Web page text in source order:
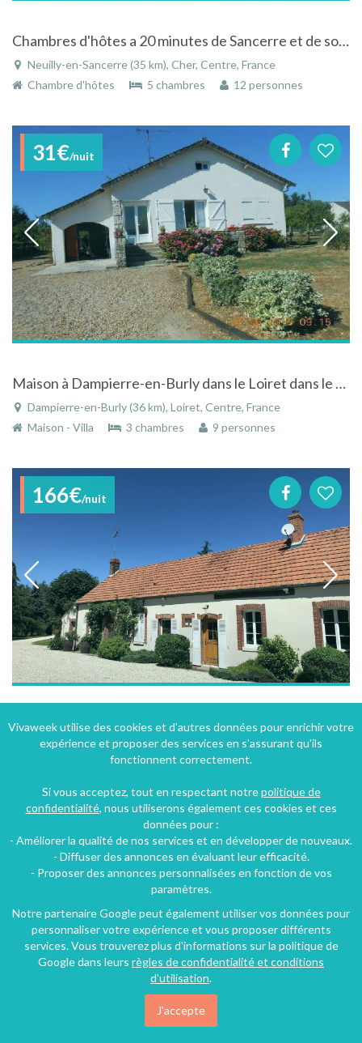
Chambres d'hôtes a 20 minutes de Sancerre et de son vignoble à Neuilly-en-Sancerre dans le Centre
Neuilly-en-Sancerre (35 km), Cher, Centre, France
Chambre d'hôtes
5 chambres 12 personnes
31€/nuit
Maison à Dampierre-en-Burly dans le Loiret dans le Centre
Dampierre-en-Burly (36 km), Loiret, Centre, France
Maison - Villa
3 chambres 9 personnes
166€/nuit
Les Bonnys : passez vos vacances à 1H15 de Paris, activités et détente assurées
Varennes-Changy (36 km), Loiret, Centre, France
228€/nuit
Vivaweek utilise des cookies et d'autres données pour enrichir votre
expérience et proposer des services en s'assurant qu'ils
fonctionnent correctement.
Si vous acceptez, tout en respectant notrepolitique de
confidentialité, nous utiliserons également ces cookies et ces
données pour :
- Améliorer la qualité de nos services et en développer de nouveaux.
- Diffuser des annonces en évaluant leur efficacité.
- Proposer des annonces personnalisées en fonction de vos
paramètres.
Notre partenaire Google peut également utiliser vos données pour
personnaliser votre expérience et vous proposer différents
services. Vous trouverez plus d'informations sur la politique de
Google dans leurs règles de confidentialité et conditions
d'utilisation.
J'accepte